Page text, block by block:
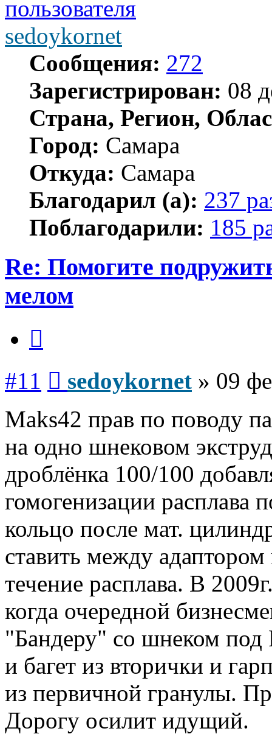
sedoykornet
Сообщения: 272
Зарегистрирован: 08
Страна, Регион,
Город: Самара
Откуда: Самара
Благодарил (а): 237
Поблагодарили: 185
Re: Помогите
мелом
#11 sedoykornet » 09
Maks42 прав по поводу
на одно шнековом
дроблёнка 100/100
гомогенизации расплава
кольцо после мат.
ставить между
течение расплава. В
когда очередной
"Бандеру" со шнеком под
и багет из вторички и
из первичной гранулы.
Дорогу осилит идущий.